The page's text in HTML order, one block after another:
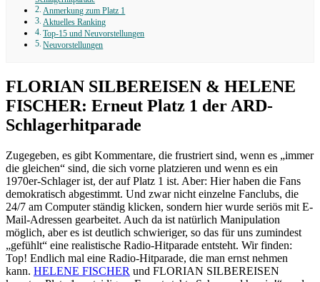
Anmerkung zum Platz 1
Aktuelles Ranking
Top-15 und Neuvorstellungen
Neuvorstellungen
FLORIAN SILBEREISEN & HELENE
FISCHER: Erneut Platz 1 der ARD-
Schlagerhitparade
Zugegeben, es gibt Kommentare, die frustriert sind, wenn es „immer
die gleichen“ sind, die sich vorne platzieren und wenn es ein
1970er-Schlager ist, der auf Platz 1 ist. Aber: Hier haben die Fans
demokratisch abgestimmt. Und zwar nicht einzelne Fanclubs, die
24/7 am Computer ständig klicken, sondern hier wurde seriös mit E-
Mail-Adressen gearbeitet. Auch da ist natürlich Manipulation
möglich, aber es ist deutlich schwieriger, so das für uns zumindest
„gefühlt“ eine realistische Radio-Hitparade entsteht. Wir finden:
Top! Endlich mal eine Radio-Hitparade, die man ernst nehmen
kann. HELENE FISCHER und FLORIAN SILBEREISEN